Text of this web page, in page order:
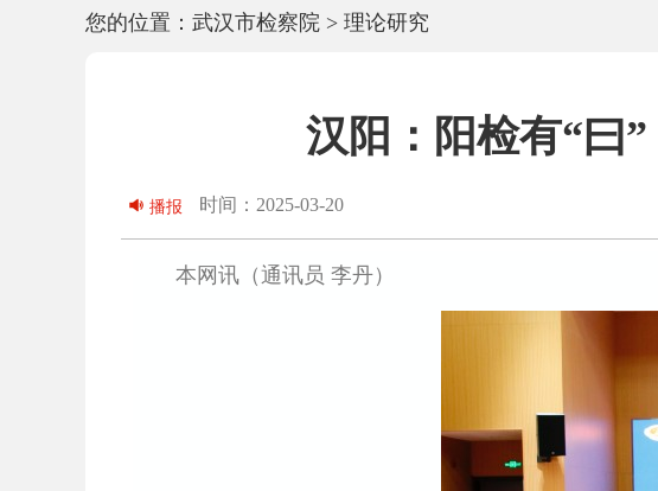
您的位置： 武汉市检察院 > 理论研究
汉阳：阳检有“曰
播报 时间：2025-03-20
本网讯（通讯员 李丹）